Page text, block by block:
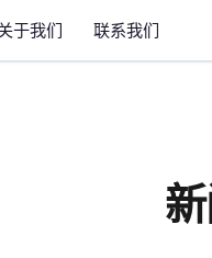
于我们 联系我们